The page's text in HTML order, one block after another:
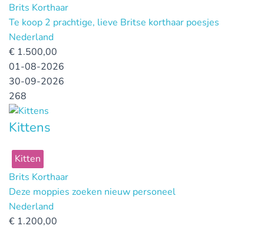
Brits Korthaar
Te koop 2 prachtige, lieve Britse korthaar poesjes
Nederland
€ 1.500,00
01-08-2026
30-09-2026
268
Kittens
Kitten
Brits Korthaar
Deze moppies zoeken nieuw personeel
Nederland
€ 1.200,00